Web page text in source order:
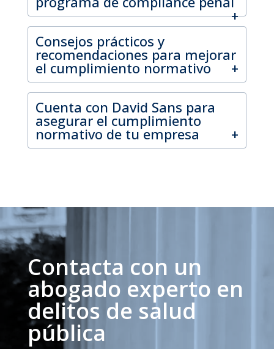
Consejos prácticos y
recomendaciones para mejorar
el cumplimiento normativo
Cuenta con David Sans para
asegurar el cumplimiento
normativo de tu empresa
Contacta con un
abogado experto en
delitos de salud
pública